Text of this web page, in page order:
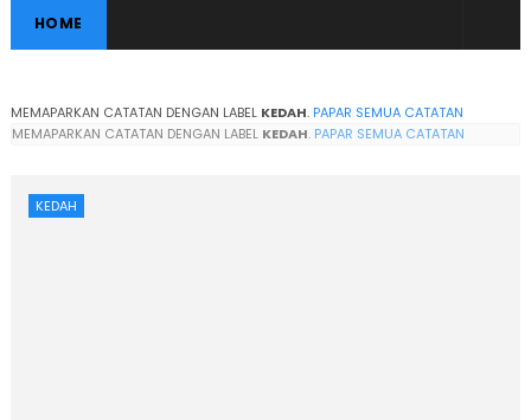
HOME
MEMAPARKAN CATATAN DENGAN LABEL KEDAH. PAPAR SEMUA CATATAN
MEMAPARKAN CATATAN DENGAN LABEL KEDAH. PAPAR SEMUA CATATAN
KEDAH